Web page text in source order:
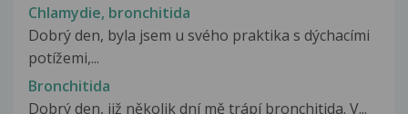
Chlamydie, bronchitida
Dobrý den, byla jsem u svého praktika s dýchacími
potížemi,...
Bronchitida
Dobrý den, již několik dní mě trápí bronchitida. V...